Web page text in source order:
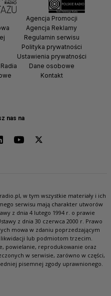
nas na
Agencja Promocji
Agencja Reklamy
Regulamin serwisu
Polityka prywatności
Ustawienia prywatności
Dane osobowe
Kontakt
w tym wszystkie materiały i ich
serwisu mają charakter utworów
z dnia 4 lutego 1994 r. o prawie
z dnia 30 czerwca 2000 r. Prawo
mowa w zdaniu poprzedzającym
likwidacji lub podmiotom trzecim.
powielanie, reprodukowanie oraz
w serwisie, zarówno w części,
pisemnej zgody uprawnionego.